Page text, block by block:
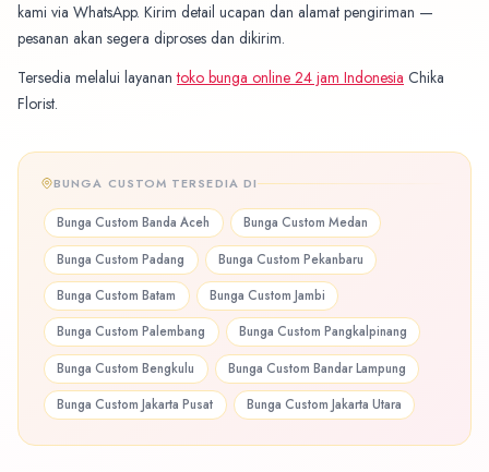
kami via WhatsApp. Kirim detail ucapan dan alamat pengiriman —
pesanan akan segera diproses dan dikirim.
Tersedia melalui layanantoko bunga online 24 jam Indonesia Chika
Florist.
BUNGA CUSTOM TERSEDIA DI
Bunga Custom Banda Aceh Bunga Custom Medan
Bunga Custom Padang Bunga Custom Pekanbaru
Bunga Custom Batam Bunga Custom Jambi
Bunga Custom Palembang Bunga Custom Pangkalpinang
Bunga Custom Bengkulu Bunga Custom Bandar Lampung
Bunga Custom Jakarta Pusat Bunga Custom Jakarta Utara